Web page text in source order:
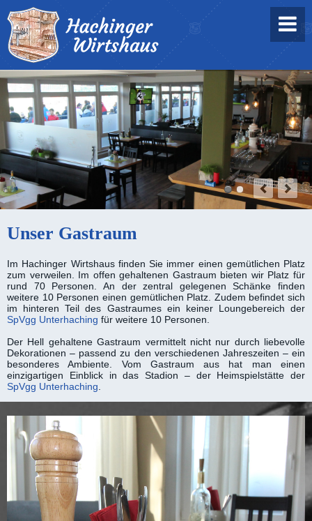
Unser Gastraum
Im Hachinger Wirtshaus finden Sie immer einen gemütlichen Platz
zum verweilen. Im offen gehaltenen Gastraum bieten wir Platz für
rund 70 Personen. An der zentral gelegenen Schänke finden
weitere 10 Personen einen gemütlichen Platz. Zudem befindet sich
im hinteren Teil des Gast­raumes ein keiner Lounge­bereich der
SpVgg Unterhaching für weitere 10 Personen.
Der Hell gehaltene Gast­raum vermittelt nicht nur durch liebe­volle
Dekorationen – passend zu den ver­schiedenen Jahreszeiten – ein
besonderes Ambiente. Vom Gast­raum aus hat man einen
einzigartigen Ein­blick in das Stadion – der Heim­spielstätte der
SpVgg Unterhaching